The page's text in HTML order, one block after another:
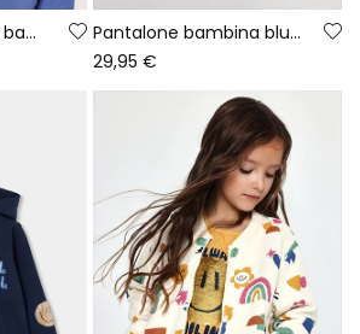
Maglietta in maglia bambina blu con stampa arcobaleno
Pantalone bambina blu navy
29,95 €